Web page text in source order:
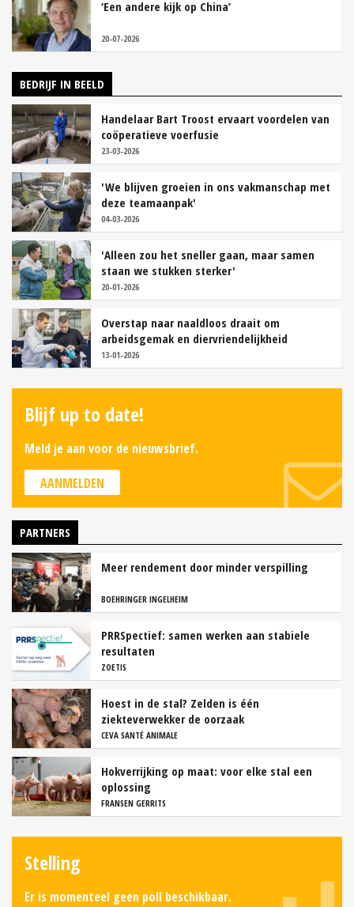
‘Een andere kijk op China’
20-07-2026
BEDRIJF IN BEELD
Handelaar Bart Troost ervaart voordelen van
coöperatieve voerfusie
23-03-2026
'We blijven groeien in ons vakmanschap met
deze teamaanpak'
04-03-2026
'Alleen zou het sneller gaan, maar samen
staan we stukken sterker'
20-01-2026
Overstap naar naaldloos draait om
arbeidsgemak en diervriendelijkheid
13-01-2026
Blijf up to date!
Meld je aan voor de nieuwsbrief.
AANMELDEN
PARTNERS
Meer rendement door minder verspilling
BOEHRINGER INGELHEIM
PRRSpectief: samen werken aan stabiele
resultaten
ZOETIS
Hoest in de stal? Zelden is één
ziekteverwekker de oorzaak
CEVA SANTÉ ANIMALE
Hokverrijking op maat: voor elke stal een
oplossing
FRANSEN GERRITS
Stelling
Er is momenteel geen poll beschikbaar.